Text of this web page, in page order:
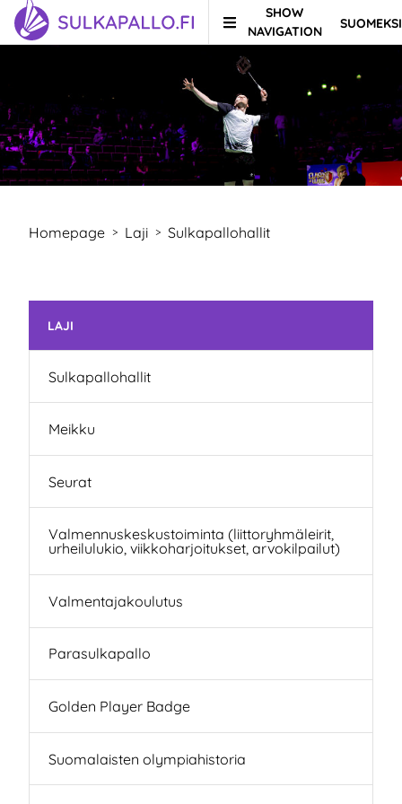
Skip to content
TO HOMEPAGE
SHOW
NAVIGATION
SUOMEKSI
Homepage > Laji > Sulkapallohallit
Skip subnavigation
LAJI
Sulkapallohallit
Meikku
Seurat
Valmennuskeskustoiminta (liittoryhmäleirit,
urheilulukio, viikkoharjoitukset, arvokilpailut)
Valmentajakoulutus
Parasulkapallo
Golden Player Badge
Suomalaisten olympiahistoria